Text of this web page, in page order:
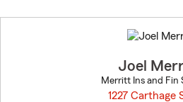
to
Joel
Merritt Ins and Fin
1227 Carthage